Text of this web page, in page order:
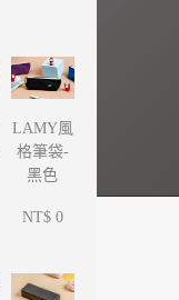
LAMY風
格筆袋-
黑色
NT$ 0